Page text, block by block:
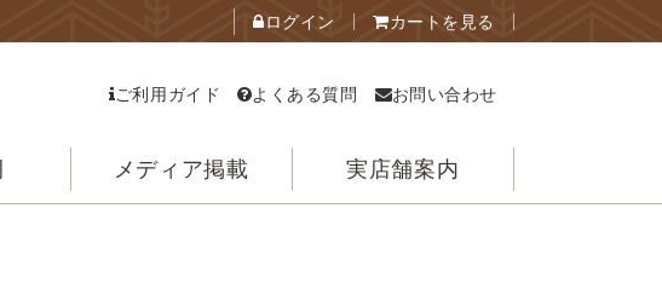
ログイン カートを見る
ご利用ガイド よくある質問 お問い合わせ
メディア掲載 実店舗案内